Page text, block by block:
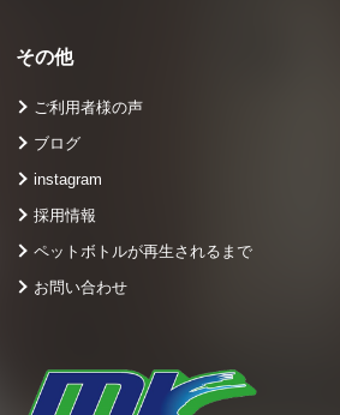
その他
ご利用者様の声
ブログ
instagram
採用情報
ペットボトルが再生されるまで
お問い合わせ